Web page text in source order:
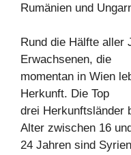
Rumänien und
Rund die Hälfte aller
Erwachsenen, die
momentan in Wien
Herkunft. Die Top
drei Herkunftsländer
Alter zwischen 16
24 Jahren sind